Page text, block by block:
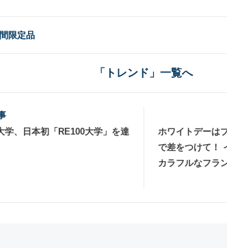
限定品
「トレンド」一覧へ
学、日本初「RE100大学」を達
ホワイトデーは
で差をつけて！
カラフルなフラ